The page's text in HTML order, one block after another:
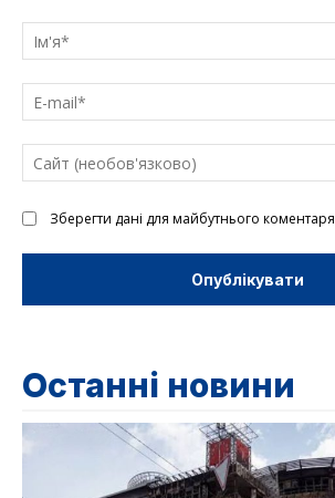
текст
Зберегти дані для майбутнього коментаря
Останні новини